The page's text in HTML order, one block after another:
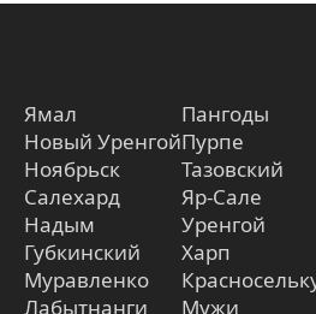
Ямал
Новый Уренгой
Ноябрьск
Салехард
Надым
Губкинский
Муравленко
Лабытнанги
Пангоды
Пурпе
Тазовский
Яр-Сале
Уренгой
Харп
Мужи